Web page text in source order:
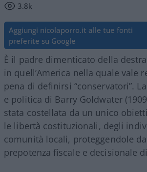
3.8k
Aggiungi nicolaporro.it alle tue fonti
preferite su Google
È il padre dimenticato della
in quell’America nella quale vale
pena di definirsi “conservatori”.
e politica di Barry Goldwater
stata costellata da un unico
le libertà costituzionali, degli
comunità locali, proteggendole
prepotenza fiscale e decisionale